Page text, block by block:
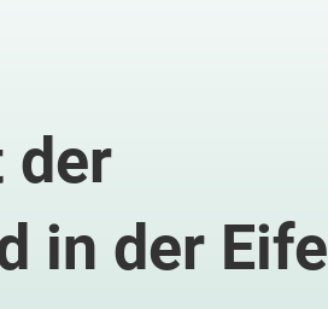
der
in der Eifel